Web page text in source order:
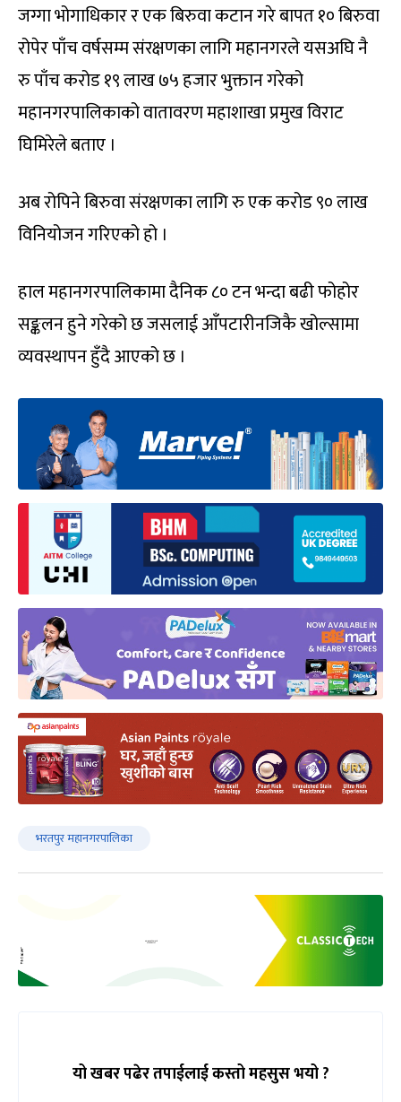
जग्गा भोगाधिकार र एक बिरुवा कटान गरे बापत १० बिरुवा
रोपेर पाँच वर्षसम्म संरक्षणका लागि महानगरले यसअघि नै
रु पाँच करोड १९ लाख ७५ हजार भुक्तान गरेको
महानगरपालिकाको वातावरण महाशाखा प्रमुख विराट
घिमिरेले बताए ।
अब रोपिने बिरुवा संरक्षणका लागि रु एक करोड ९० लाख
विनियोजन गरिएको हो ।
हाल महानगरपालिकामा दैनिक ८० टन भन्दा बढी फोहोर
सङ्कलन हुने गरेको छ जसलाई आँपटारीनजिकै खोल्सामा
व्यवस्थापन हुँदै आएको छ ।
भरतपुर महानगरपालिका
यो खबर पढेर तपाईलाई कस्तो महसुस भयो ?